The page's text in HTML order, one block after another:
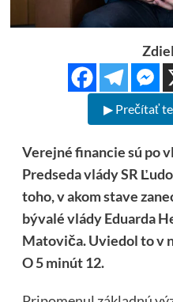
▶ Prečítať
Verejné financie sú po
Predseda vlády SR
toho, v akom stave
bývalé vlády Eduarda
Matoviča. Uviedol to v
O 5 minút 12.